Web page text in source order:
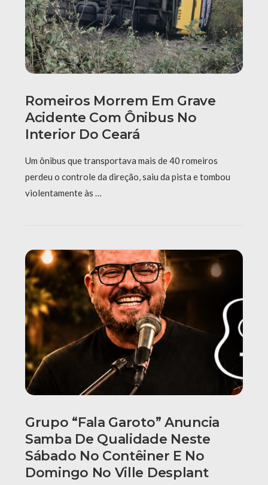
Romeiros Morrem Em Grave
Acidente Com Ônibus No
Interior Do Ceará
Um ônibus que transportava mais de 40 romeiros
perdeu o controle da direção, saiu da pista e tombou
violentamente às …
Grupo “Fala Garoto” Anuncia
Samba De Qualidade Neste
Sábado No Contêiner E No
Domingo No Ville Desplant